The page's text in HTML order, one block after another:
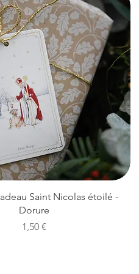
Aperçu rapide
Saint Nicolas étoilé -
Dorure
Prix
1,50 €